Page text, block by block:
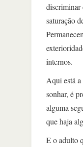
discriminar
saturação
internos.
Aqui está a
sonhar, é
alguma
que haja
E o adulto